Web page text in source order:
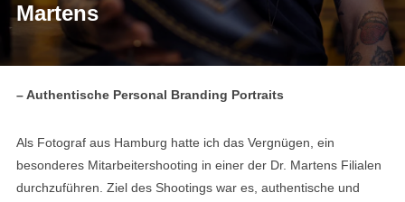
Martens
– Authentische Personal Branding Portraits
Als Fotograf aus Hamburg hatte ich das Vergnügen, ein
besonderes Mitarbeitershooting in einer der Dr. Martens Filialen
durchzuführen. Ziel des Shootings war es, authentische und